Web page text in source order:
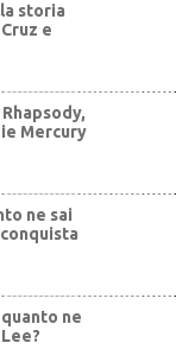
storia
e
Mercury
ne sai
ne